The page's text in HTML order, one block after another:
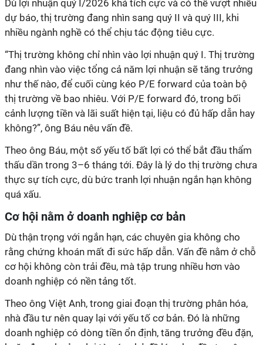
Dù lợi nhuận quý I/2026 khá tích cực và có thể vượt nhiều
dự báo, thị trường đang nhìn sang quý II và quý III, khi
nhiều ngành nghề có thể chịu tác động tiêu cực.
“Thị trường không chỉ nhìn vào lợi nhuận quý I. Thị trường
đang nhìn vào việc tổng cả năm lợi nhuận sẽ tăng trưởng
như thế nào, để cuối cùng kéo P/E forward của toàn bộ
thị trường về bao nhiêu. Với P/E forward đó, trong bối
cảnh lượng tiền và lãi suất hiện tại, liệu có đủ hấp dẫn hay
không?”, ông Báu nêu vấn đề.
Theo ông Báu, một số yếu tố bất lợi có thể bắt đầu thẩm
thấu dần trong 3–6 tháng tới. Đây là lý do thị trường chưa
thực sự tích cực, dù bức tranh lợi nhuận ngắn hạn không
quá xấu.
Cơ hội nằm ở doanh nghiệp cơ bản
Dù thận trọng với ngắn hạn, các chuyên gia không cho
rằng chứng khoán mất đi sức hấp dẫn. Vấn đề nằm ở chỗ
cơ hội không còn trải đều, mà tập trung nhiều hơn vào
doanh nghiệp có nền tảng tốt.
Theo ông Việt Anh, trong giai đoạn thị trường phân hóa,
nhà đầu tư nên quay lại với yếu tố cơ bản. Đó là những
doanh nghiệp có dòng tiền ổn định, tăng trưởng đều đặn,